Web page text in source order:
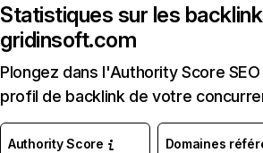
Statistiques sur les
gridinsoft.com
Plongez dans l'Authority Score
profil de backlink de votre
Authority Score Domaines